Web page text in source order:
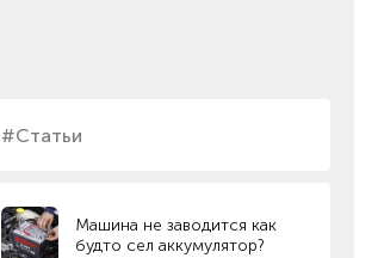
#Статьи
Машина не заводится как
будто сел аккумулятор?